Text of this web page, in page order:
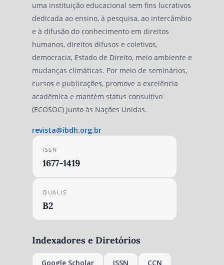
uma instituição educacional sem fins lucrativos
dedicada ao ensino, à pesquisa, ao intercâmbio
e à difusão do conhecimento em direitos
humanos, direitos difusos e coletivos,
democracia, Estado de Direito, meio ambiente e
mudanças climáticas. Por meio de seminários,
cursos e publicações, promove a excelência
acadêmica e mantém status consultivo
(ECOSOC) junto às Nações Unidas.
revista@ibdh.org.br
ISSN
1677-1419
QUALIS
B2
Indexadores e Diretórios
Google Scholar ISSN CCN